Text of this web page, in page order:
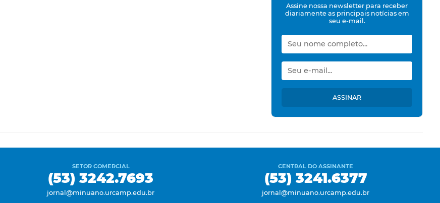
Assine nossa newsletter para receber
diariamente as principais notícias em
seu e-mail.
ASSINAR
SETOR COMERCIAL
(53) 3242.7693
jornal@minuano.urcamp.edu.br
CENTRAL DO ASSINANTE
(53) 3241.6377
jornal@minuano.urcamp.edu.br